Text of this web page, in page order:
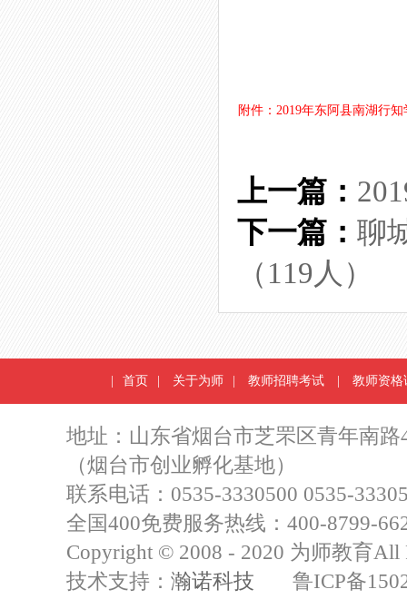
附件：2019年东阿县南湖行
上一篇：
下一篇： 聊
（119人）
首页 关于为师 教师招聘考试 教师资格
地址：山东省烟台市芝罘区青年南路
（烟台市创业孵化基地）
联系电话：0535-3330500 0535-
全国400免费服务热线：400-8799-
Copyright © 2008 - 2020 为师教育All
技术支持： 瀚诺科技 鲁ICP备